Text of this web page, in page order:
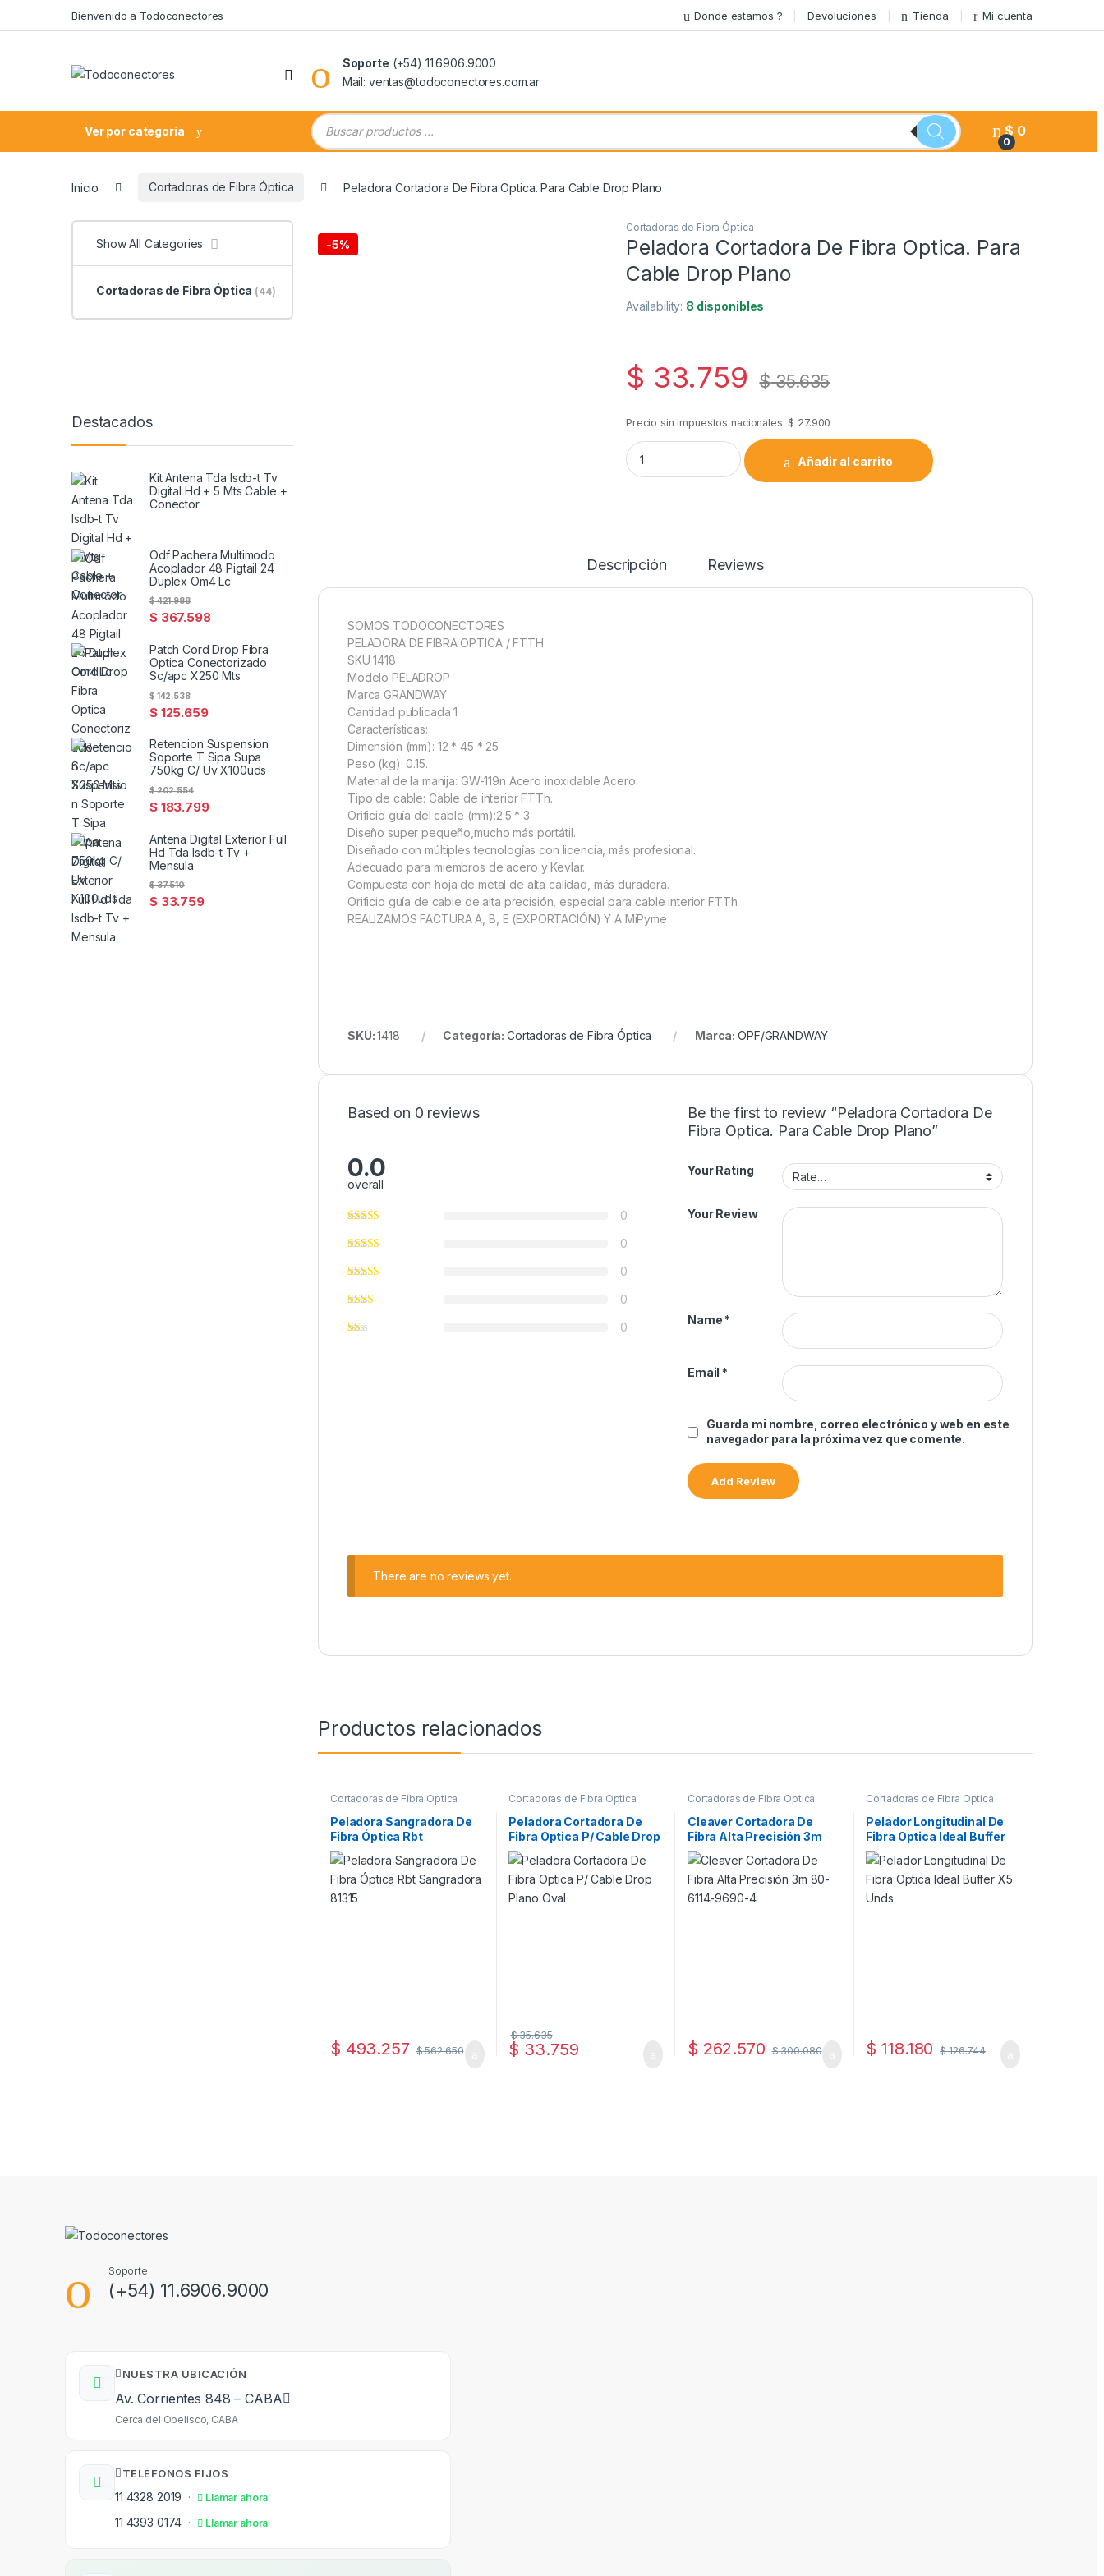
Bienvenido a Todoconectores Donde estamos ? Devoluciones Tienda Mi cuenta
Soporte (+54) 11.6906.9000
Mail: ventas@todoconectores.com.ar
Ver por categoría
Búsqueda de productos
0
$ 0
Inicio Cortadoras de Fibra Óptica Peladora Cortadora De Fibra Optica. Para Cable Drop Plano
-5%
Cortadoras de Fibra Óptica
Peladora Cortadora De Fibra Optica. Para
Cable Drop Plano
Availability: 8 disponibles
$ 33.759 $35.635
Precio sin impuestos nacionales:$ 27.900
Peladora Cortadora De Fibra Optica. Para Cable Drop Plano quantity
Añadir al carrito
Descripción Reviews
SOMOS TODOCONECTORES
PELADORA DE FIBRA OPTICA / FTTH
SKU 1418
Modelo PELADROP
Marca GRANDWAY
Cantidad publicada 1
Características:
Dimensión (mm): 12 * 45 * 25
Peso (kg): 0.15.
Material de la manija: GW-119n Acero inoxidable Acero.
Tipo de cable: Cable de interior FTTh.
Orificio guía del cable (mm):2.5 * 3
Diseño super pequeño,mucho más portátil.
Diseñado con múltiples tecnologías con licencia, más profesional.
Adecuado para miembros de acero y Kevlar.
Compuesta con hoja de metal de alta calidad, más duradera.
Orificio guía de cable de alta precisión, especial para cable interior FTTh
REALIZAMOS FACTURA A, B, E (EXPORTACIÓN) Y A MiPyme
SKU:1418 Categoría: Cortadoras de Fibra Óptica Marca:OPF/GRANDWAY
Based on 0 reviews
0.0
overall
0
0
0
0
0
Be the first to review “Peladora Cortadora De
Fibra Optica. Para Cable Drop Plano”
Your Rating
Your Review
Name *
Email *
Guarda mi nombre, correo electrónico y web en este
navegador para la próxima vez que comente.
There are no reviews yet.
Productos relacionados
Cortadoras de Fibra Óptica
Peladora Sangradora De
Fibra Óptica Rbt
Sangradora 81315
$ 493.257 $562.650
Cortadoras de Fibra Óptica
Peladora Cortadora De
Fibra Optica P/ Cable Drop
Plano Oval
$ 33.759
$35.635
Cortadoras de Fibra Óptica
Cleaver Cortadora De
Fibra Alta Precisión 3m
80-6114-9690-4
$ 262.570 $300.080
Cortadoras de Fibra Óptica
Pelador Longitudinal De
Fibra Optica Ideal Buffer
X5 Unds
$ 118.180 $126.744
Show All Categories
Cortadoras de Fibra Óptica (44)
Destacados
Kit Antena Tda Isdb-t Tv
Digital Hd + 5 Mts Cable +
Conector
Odf Pachera Multimodo
Acoplador 48 Pigtail 24
Duplex Om4 Lc
$367.598
$421.988
Patch Cord Drop Fibra
Optica Conectorizado
Sc/apc X250 Mts
$125.659
$142.538
Retencion Suspension
Soporte T Sipa Supa
750kg C/ Uv X100uds
$183.799
$202.554
Antena Digital Exterior Full
Hd Tda Isdb-t Tv +
Mensula
$33.759
$37.510
Soporte
(+54) 11.6906.9000
NUESTRA UBICACIÓN
Av. Corrientes 848 – CABA
Cerca del Obelisco, CABA
TELÉFONOS FIJOS
11 4328 2019 · Llamar ahora
11 4393 0174 · Llamar ahora